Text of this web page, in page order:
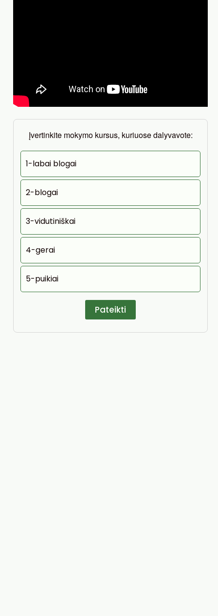
Įvertinkite mokymo kursus, kuriuose dalyvavote:
1-labai blogai
2-blogai
3-vidutiniškai
4-gerai
5-puikiai